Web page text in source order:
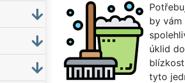
by
úklid
tyto